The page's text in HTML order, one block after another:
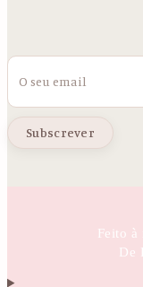
Email
Feito à
De